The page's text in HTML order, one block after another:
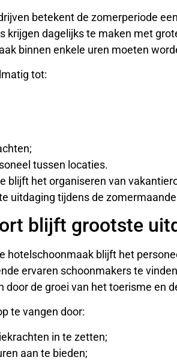
betekent de zomerperiode
krijgen dagelijks te maken met
binnen enkele uren moeten
tot:
tussen locaties.
blijft het organiseren van
uitdaging tijdens de
blijft grootste
hotelschoonmaak blijft het
ervaren schoonmakers te
door de groei van het toerisme en
te vangen door:
in te zetten;
aan te bieden;